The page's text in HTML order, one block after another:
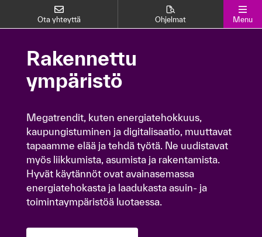
Ota yhteyttä Ohjelmat Menu
Rakennettu ympäristö
kaupungistuminen ja digitalisaatio, muuttavat
tapaamme elää ja tehdä työtä. Ne uudistavat
myös liikkumista, asumista ja rakentamista.
Hyvät käytännöt ovat avainasemassa
energiatehokasta ja laadukasta asuin- ja
toimintaympäristöä luotaessa.
Rakennettu
ympäristö
Megatrendit, kuten energiatehokkuus,
kaupungistuminen ja digitalisaatio, muuttavat
tapaamme elää ja tehdä työtä. Ne uudistavat
myös liikkumista, asumista ja rakentamista.
Hyvät käytännöt ovat avainasemassa
energiatehokasta ja laadukasta asuin- ja
toimintaympäristöä luotaessa.